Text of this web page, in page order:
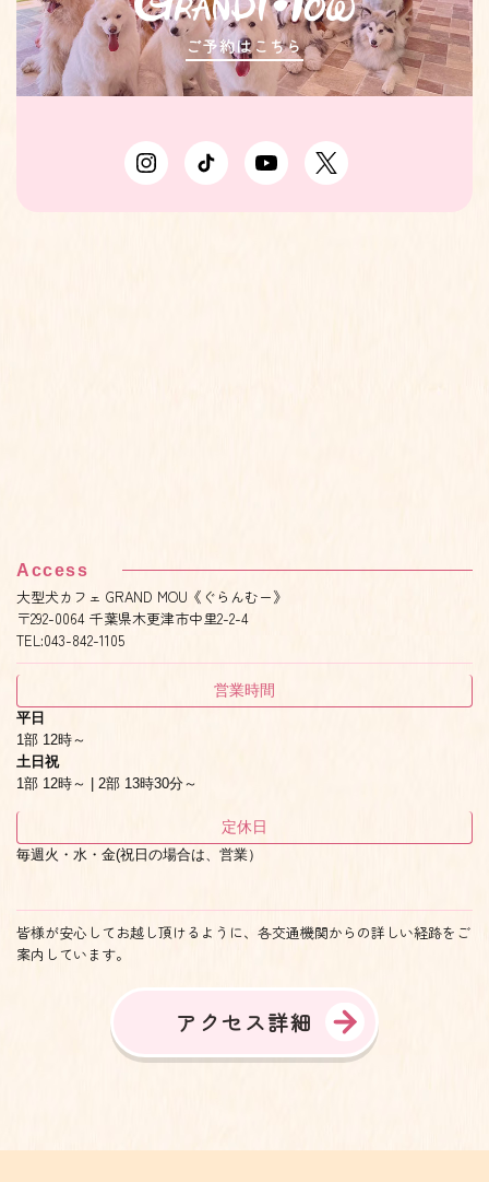
ご予約はこちら
Access
大型犬カフェ GRAND MOU《ぐらんむー》
〒292-0064 千葉県木更津市中里2-2-4
TEL:043-842-1105
営業時間
平日
1部 12時～
土日祝
1部 12時～ | 2部 13時30分～
定休日
毎週火・水・金(祝日の場合は、営業）
皆様が安心してお越し頂けるように、各交通機関からの詳しい経路をご
案内しています。
アクセス詳細